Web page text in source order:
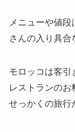
メニューや値
さんの入り具合
モロッコは客引
レストランのお
せっかくの旅行